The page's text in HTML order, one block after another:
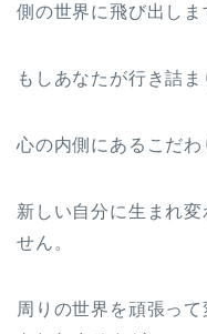
側の世界に飛び出しま
もしあなたが行き詰
心の内側にあるこだわ
新しい自分に生まれ
せん。
周りの世界を頑張っ